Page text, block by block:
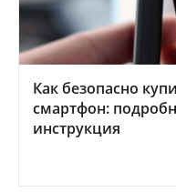
Как безопасно
смартфон:
инструкция